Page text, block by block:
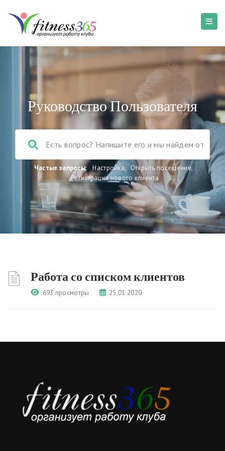
Руководство Пользователя
Частые запросы: Настройка, Открыть посещение,
Регистрация нового клиента
Работа со списком клиентов
693 просмотры 25.01.2020